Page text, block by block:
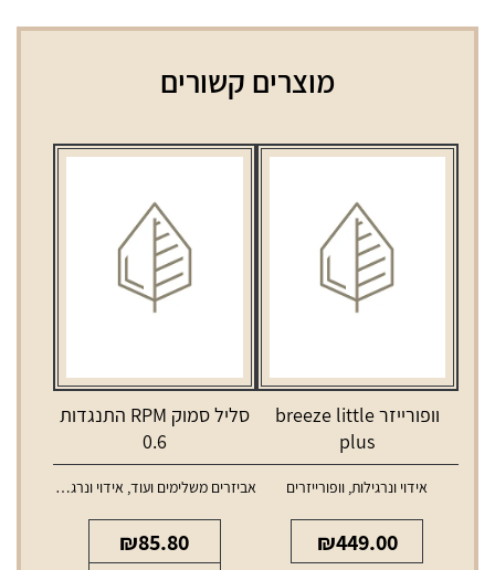
מוצרים קשורים
וופורייזר breeze little
plus
אידוי ונרגילות, וופורייזרים
₪449.00
סליל סמוק RPM התנגדות
0.6
אביזרים משלימים ועוד, אידוי ונרגילות
₪85.80